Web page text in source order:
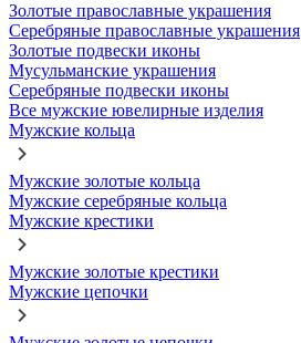
Золотые православные украшения
Серебряные православные украшения
Золотые подвески иконы
Мусульманские украшения
Серебряные подвески иконы
Все мужские ювелирные изделия
Мужские кольца
Мужские золотые кольца
Мужские серебряные кольца
Мужские крестики
Мужские золотые крестики
Мужские цепочки